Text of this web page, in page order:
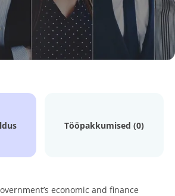
Tööpakkumised (0)
economic and finance